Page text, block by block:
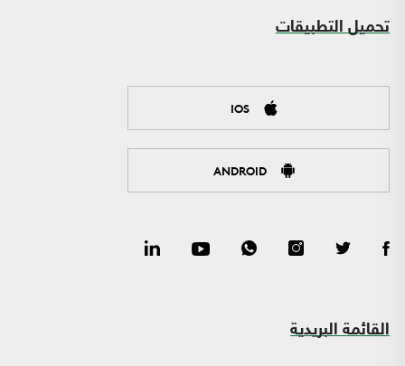
تحميل التطبيقات
IOS
ANDROID
القائمة البريدية